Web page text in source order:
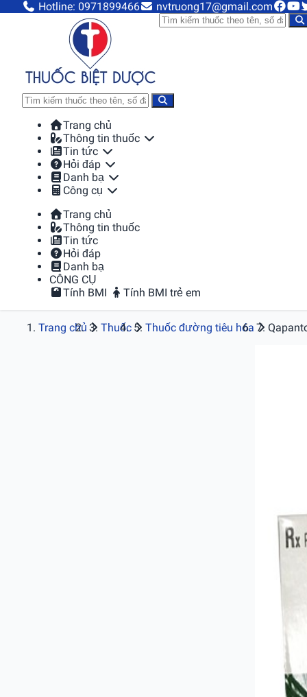
Hotline: 0971899466 nvtruong17@gmail.com
Trang chủ
Thông tin thuốc
Tin tức
Hỏi đáp
Danh bạ
Công cụ
Trang chủ
Thông tin thuốc
Tin tức
Hỏi đáp
Danh bạ
CÔNG CỤ
Tính BMI
Tính BMI trẻ em
Trang chủ Thuốc Thuốc đường tiêu hóa